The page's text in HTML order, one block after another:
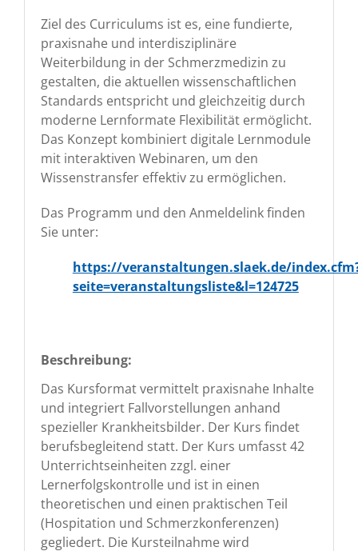
Ziel des Curriculums ist es, eine fundierte,
praxisnahe und interdisziplinäre
Weiterbildung in der Schmerzmedizin zu
gestalten, die aktuellen wissenschaftlichen
Standards entspricht und gleichzeitig durch
moderne Lernformate Flexibilität ermöglicht.
Das Konzept kombiniert digitale Lernmodule
mit interaktiven Webinaren, um den
Wissenstransfer effektiv zu ermöglichen.
Das Programm und den Anmeldelink finden
Sie unter:
https://veranstaltungen.slaek.de/
seite=veranstaltungsliste&l=124725
Beschreibung:
Das Kursformat vermittelt praxisnahe Inhalte
und integriert Fallvorstellungen anhand
spezieller Krankheitsbilder. Der Kurs findet
berufsbegleitend statt. Der Kurs umfasst 42
Unterrichtseinheiten zzgl. einer
Lernerfolgskontrolle und ist in einen
theoretischen und einen praktischen Teil
(Hospitation und Schmerzkonferenzen)
gegliedert. Die Kursteilnahme wird